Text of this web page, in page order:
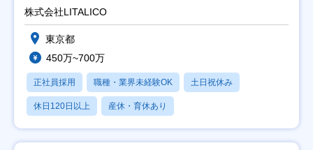
株式会社LITALICO
東京都
450万~700万
正社員採用 職種・業界未経験OK 土日祝休み
休日120日以上 産休・育休あり